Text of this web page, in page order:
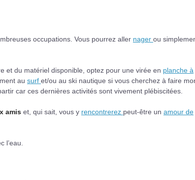
occupations. Vous pourrez aller nager ou
et du matériel disponible, optez pour une virée en planche à
au surf et/ou au ski nautique si vous cherchez à faire
car ces dernières activités sont vivement plébiscitées.
amis et, qui sait, vous y rencontrerez peut-être un amour de
l’eau.